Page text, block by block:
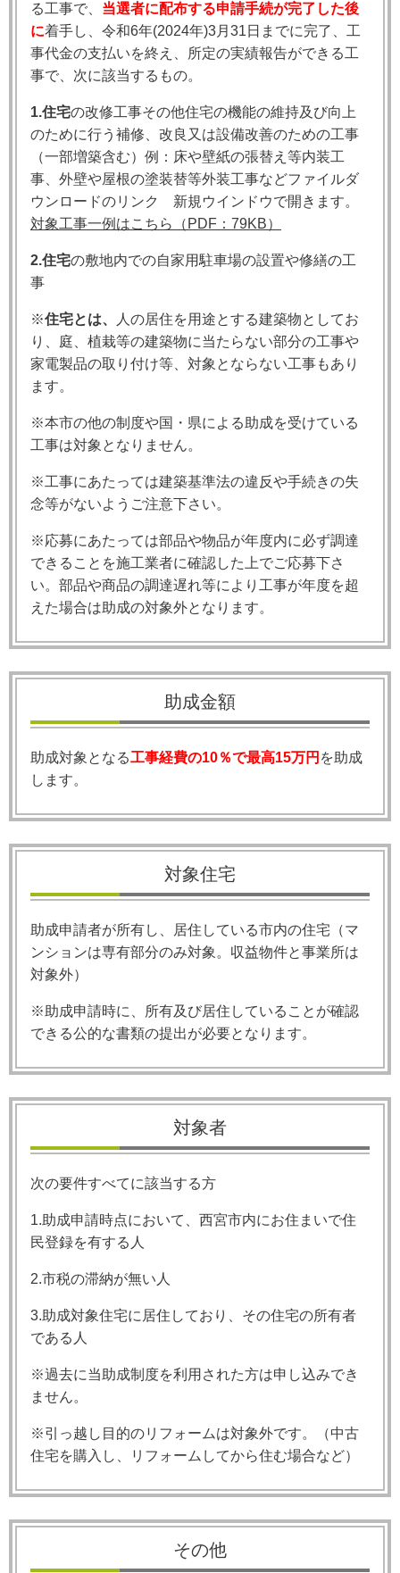
る工事で、 当選者に配布する申請手続が完了した後
に着手し、令和6年(2024年)3月31日までに完了、工
事代金の支払いを終え、所定の実績報告ができる工
事で、次に該当するもの。
1.住宅の改修工事その他住宅の機能の維持及び向上
のために行う補修、改良又は設備改善のための工事
（一部増築含む）例：床や壁紙の張替え等内装工
事、外壁や屋根の塗装替等外装工事などファイルダ
ウンロードのリンク 新規ウインドウで開きます。
対象工事一例はこちら（PDF：79KB）
2.住宅の敷地内での自家用駐車場の設置や修繕の工
事
※住宅とは、
人の居住を用途とする建築物としてお
り、庭、植栽等の建築物に当たらない部分の工事や
家電製品の取り付け等、対象とならない工事もあり
ます。
※本市の他の制度や国・県による助成を受けている
工事は対象となりません。
※工事にあたっては建築基準法の違反や手続きの失
念等がないようご注意下さい。
※応募にあたっては部品や物品が年度内に必ず調達
できることを施工業者に確認した上でご応募下さ
い。部品や商品の調達遅れ等により工事が年度を超
えた場合は助成の対象外となります。
助成金額
助成対象となる工事経費の10％で最高15万円 を助成
します。
対象住宅
助成申請者が所有し、居住している市内の住宅（マ
ンションは専有部分のみ対象。収益物件と事業所は
対象外）
※助成申請時に、所有及び居住していることが確認
できる公的な書類の提出が必要となります。
対象者
次の要件すべてに該当する方
1.助成申請時点において、西宮市内にお住まいで住
民登録を有する人
2.市税の滞納が無い人
3.助成対象住宅に居住しており、その住宅の所有者
である人
※過去に当助成制度を利用された方は申し込みでき
ません。
※引っ越し目的のリフォームは対象外です。（中古
住宅を購入し、リフォームしてから住む場合など）
その他